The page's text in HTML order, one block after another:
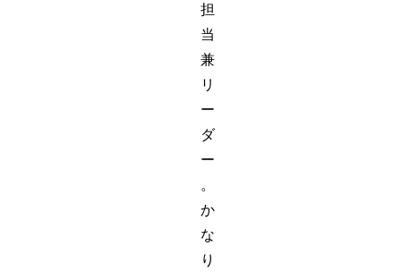
担
当
兼
リ
ー
ダ
ー
。
か
な
り